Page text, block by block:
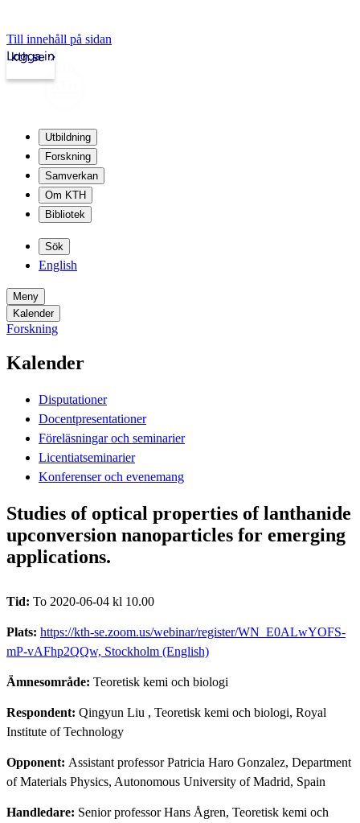
Till innehåll på sidan
kth.se
Logga in
Utbildning
Forskning
Samverkan
Om KTH
Bibliotek
Sök
English
Meny
Kalender
Forskning
Kalender
Disputationer
Docentpresentationer
Föreläsningar och seminarier
Licentiatseminarier
Konferenser och evenemang
Studies of optical properties of lanthanide
upconversion nanoparticles for emerging
applications.
Tid: To 2020-06-04 kl 10.00
Plats: https://kth-se.zoom.us/webinar/register/WN_E0ALwYOFS-
mP-vAFhp2QQw, Stockholm (English)
Ämnesområde: Teoretisk kemi och biologi
Respondent: Qingyun Liu , Teoretisk kemi och biologi, Royal
Institute of Technology
Opponent: Assistant professor Patricia Haro Gonzalez, Department
of Materials Physics, Autonomous University of Madrid, Spain
Handledare: Senior professor Hans Ågren, Teoretisk kemi och